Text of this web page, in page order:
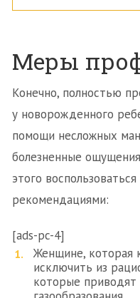
Меры
Конечно, полностью
у новорожденного
помощи несложных
болезненные
этого
рекомендациями:
[ads-pc-4]
Женщине, которая
исключить из
которые приводят